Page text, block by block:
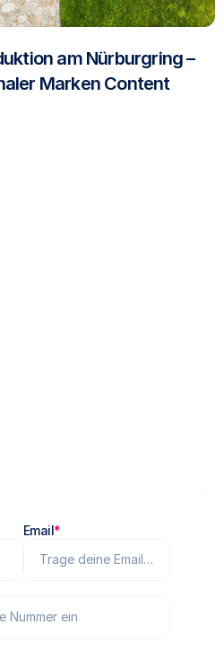
am Nürburgring –
Marken Content
Email*